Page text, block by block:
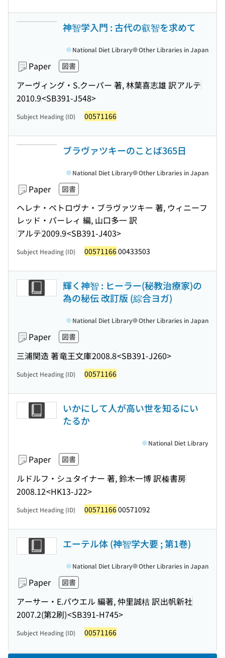
神智学入門 : 古代の叡智を求めて
Paper 図書
アーヴィング・S.クーパー 著, 林葉喜志雄 訳アルテ
2010.9<SB391-J548>
National Diet Library Other Libraries in Japan
Subject Heading (ID) 00571166
ブラヴァツキーのことば365日
Paper 図書
ヘレナ・ペトロヴナ・ブラヴァツキー 著, ウィニーフ
レッド・パーレィ 編, 山口多一 訳
アルテ2009.9<SB391-J403>
National Diet Library Other Libraries in Japan
Subject Heading (ID) 0057116600433503
輝く神智 : ヒーラー(秘教治療家)の
為の秘伝 改訂版 (綜合ヨガ)
Paper 図書
三浦関造 著竜王文庫2008.8<SB391-J260>
National Diet Library Other Libraries in Japan
Subject Heading (ID) 00571166
いかにして人が高い世を知るにい
たるか
Paper 図書
ルドルフ・シュタイナー 著, 鈴木一博 訳榛書房
2008.12<HK13-J22>
National Diet Library
Subject Heading (ID) 0057116600571092
エーテル体 (神智学大要 ; 第1巻)
Paper 図書
アーサー・E.パウエル 編著, 仲里誠桔 訳出帆新社
2007.2(第2刷)<SB391-H745>
National Diet Library Other Libraries in Japan
Subject Heading (ID) 00571166